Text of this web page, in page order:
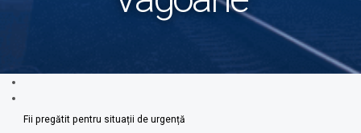
Fii pregătit pentru situații de urgență